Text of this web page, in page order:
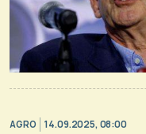
AGRO 14.09.2025, 08:00